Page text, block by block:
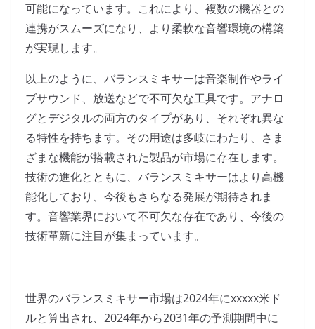
可能になっています。これにより、複数の機器との
連携がスムーズになり、より柔軟な音響環境の構築
が実現します。
以上のように、バランスミキサーは音楽制作やライ
ブサウンド、放送などで不可欠な工具です。アナロ
グとデジタルの両方のタイプがあり、それぞれ異な
る特性を持ちます。その用途は多岐にわたり、さま
ざまな機能が搭載された製品が市場に存在します。
技術の進化とともに、バランスミキサーはより高機
能化しており、今後もさらなる発展が期待されま
す。音響業界において不可欠な存在であり、今後の
技術革新に注目が集まっています。
世界のバランスミキサー市場は2024年にxxxxx米ド
ルと算出され、2024年から2031年の予測期間中に